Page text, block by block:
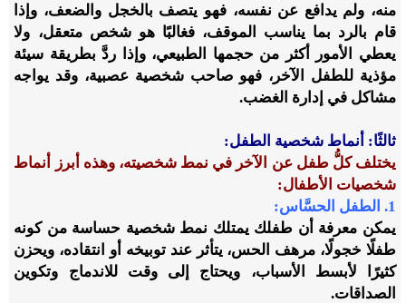
منه، ولم يدافع عن نفسه، فهو يتصف بالخجل والضعف، وإذا
قام بالرد بما يناسب الموقف، فغالبًا هو شخص متعقل، ولا
يعطي الأمور أكثر من حجمها الطبيعي، وإذا ردَّ بطريقة سيئة
مؤذية للطفل الآخر، فهو صاحب شخصية عصبية، وقد يواجه
مشاكل في إدارة الغضب.
ثالثًا: أنماط شخصية الطفل:
يختلف كلُّ طفل عن الآخر في نمط شخصيته، وهذه أبرز أنماط
شخصيات الأطفال:
1. الطفل الحسَّاس:
يمكن معرفة أن طفلك يمتلك نمط شخصية حساسة من كونه
طفلًا خجولًا، مرهف الحس، يتأثر عند توبيخه أو انتقاده، ويحزن
كثيرًا لأبسط الأسباب، ويحتاج إلى وقت للاندماج وتكوين
الصداقات.